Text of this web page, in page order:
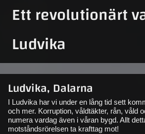
Ett revolutionärt
Ludvika
Ludvika, Dalarna
I Ludvika har vi under en lång tid sett
och mer. Korruption, våldtäkter, rån, våld
numera vardag även i våran bygd. Allt
motståndsrörelsen ta krafttag mot!